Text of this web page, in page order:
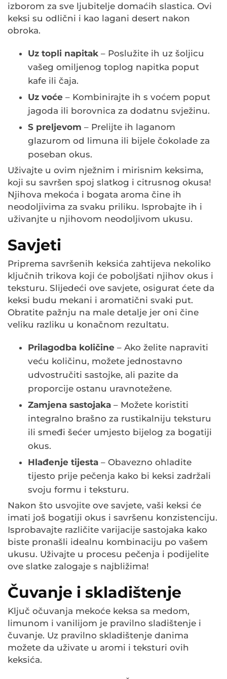
izborom za sve ljubitelje domaćih slastica. Ovi
keksi su odlični i kao lagani desert nakon
obroka.
Uz topli napitak – Poslužite ih uz šoljicu
vašeg omiljenog toplog napitka poput
kafe ili čaja.
Uz voće – Kombinirajte ih s voćem poput
jagoda ili borovnica za dodatnu svježinu.
S preljevom – Prelijte ih laganom
glazurom od limuna ili bijele čokolade za
poseban okus.
Uživajte u ovim nježnim i mirisnim keksima,
koji su savršen spoj slatkog i citrusnog okusa!
Njihova mekoća i bogata aroma čine ih
neodoljivima za svaku priliku. Isprobajte ih i
uživanjte u njihovom neodoljivom ukusu.
Savjeti
Priprema savršenih keksića zahtijeva nekoliko
ključnih trikova koji će poboljšati njihov okus i
teksturu. Slijedeći ove savjete, osigurat ćete da
keksi budu mekani i aromatični svaki put.
Obratite pažnju na male detalje jer oni čine
veliku razliku u konačnom rezultatu.
Prilagodba količine – Ako želite napraviti
veću količinu, možete jednostavno
udvostručiti sastojke, ali pazite da
proporcije ostanu uravnotežene.
Zamjena sastojaka – Možete koristiti
integralno brašno za rustikalniju teksturu
ili smeđi šećer umjesto bijelog za bogatiji
okus.
Hlađenje tijesta – Obavezno ohladite
tijesto prije pečenja kako bi keksi zadržali
svoju formu i teksturu.
Nakon što usvojite ove savjete, vaši keksi će
imati još bogatiji okus i savršenu konzistenciju.
Isprobavajte različite varijacije sastojaka kako
biste pronašli idealnu kombinaciju po vašem
ukusu. Uživajte u procesu pečenja i podijelite
ove slatke zalogaje s najbližima!
Čuvanje i skladištenje
Ključ očuvanja mekoće keksa sa medom,
limunom i vanilijom je pravilno sladištenje i
čuvanje. Uz pravilno skladištenje danima
možete da uživate u aromi i teksturi ovih
keksića.